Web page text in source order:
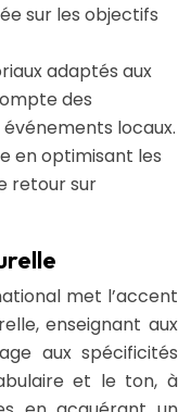
sur les objectifs
adaptés aux
des
locaux.
en optimisant les
retour sur
met l’accent
enseignant aux
aux spécificités
et le ton, à